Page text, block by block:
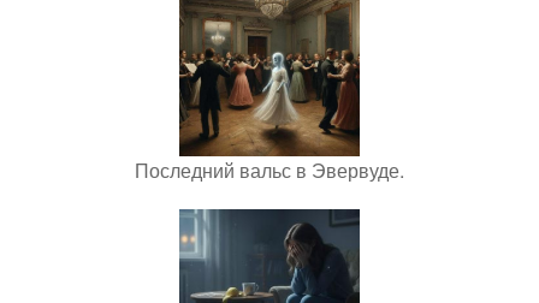
Последний вальс в Эвервуде.